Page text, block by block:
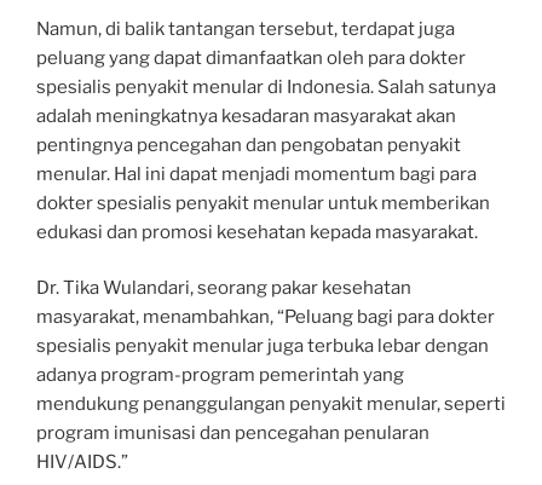
Namun, di balik tantangan tersebut, terdapat juga
peluang yang dapat dimanfaatkan oleh para dokter
spesialis penyakit menular di Indonesia. Salah satunya
adalah meningkatnya kesadaran masyarakat akan
pentingnya pencegahan dan pengobatan penyakit
menular. Hal ini dapat menjadi momentum bagi para
dokter spesialis penyakit menular untuk memberikan
edukasi dan promosi kesehatan kepada masyarakat.
Dr. Tika Wulandari, seorang pakar kesehatan
masyarakat, menambahkan, “Peluang bagi para dokter
spesialis penyakit menular juga terbuka lebar dengan
adanya program-program pemerintah yang
mendukung penanggulangan penyakit menular, seperti
program imunisasi dan pencegahan penularan
HIV/AIDS.”